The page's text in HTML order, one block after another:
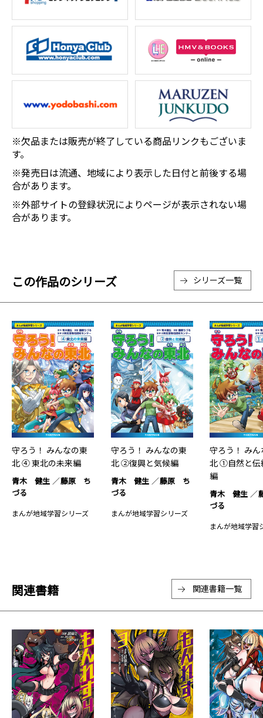
※欠品または販売が終了している商品リンクもございま
す。
※発売日は流通、地域により表示した日付と前後する場
合があります。
※外部サイトの登録状況によりページが表示されない場
合があります。
この作品のシリーズ シリーズ一覧
守ろう！ みんなの東
北 ④ 東北の未来編
青木 健生
藤原 ち
づる
まんが地域学習シリーズ
守ろう！ みんなの東
北 ②復興と気候編
青木 健生
藤原 ち
づる
まんが地域学習シリーズ
守ろう！ み
北 ①自然と伝
編
青木 健生
づる
まんが地域学習
関連書籍 関連書籍一覧